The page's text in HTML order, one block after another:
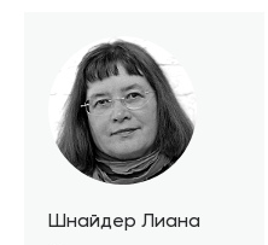
Шнайдер Лиана